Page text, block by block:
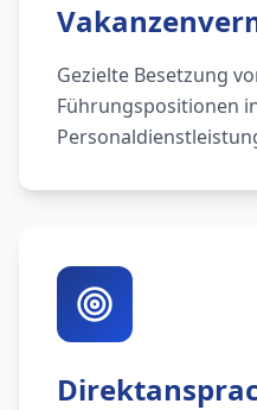
Gezielte Besetzung
Führungspositionen